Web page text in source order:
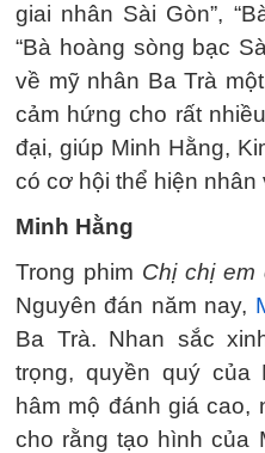
giai nhân Sài Gòn”,
“Bà hoàng sòng bạc
về mỹ nhân Ba Trà
cảm hứng cho rất
đại, giúp Minh Hằng,
có cơ hội thể hiện nhân
Minh Hằng
Trong phim Chị chị em
Nguyên đán năm nay,
Ba Trà. Nhan sắc
trọng, quyền quý của
hâm mộ đánh giá cao,
cho rằng tạo hình của